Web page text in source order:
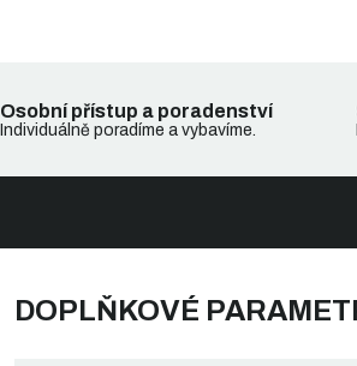
Osobní přístup a poradenství
Individuálně poradíme a vybavíme.
DOPLŇKOVÉ